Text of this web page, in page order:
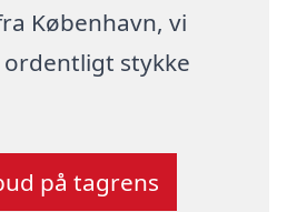
København, vi
stykke
på tagrens